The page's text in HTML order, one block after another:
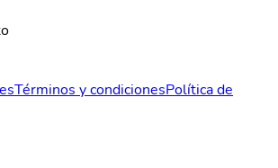
Términos y condicionesPolítica de